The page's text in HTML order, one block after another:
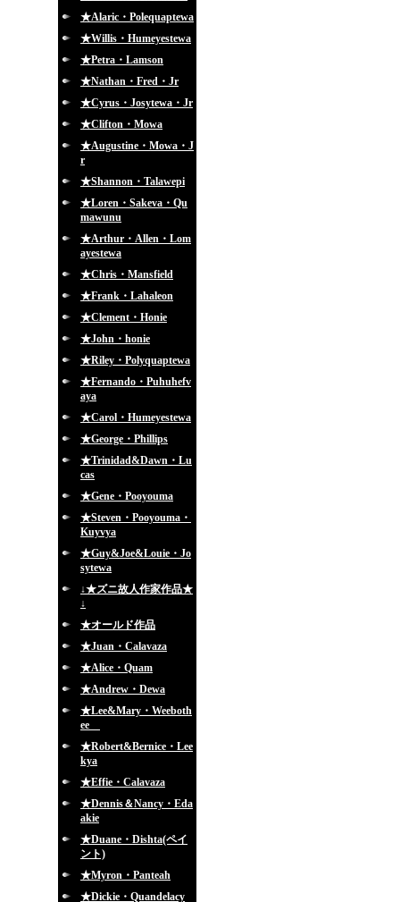
★Alaric・Polequaptewa
★Willis・Humeyestewa
★Petra・Lamson
★Nathan・Fred・Jr
★Cyrus・Josytewa・Jr
★Clifton・Mowa
★Augustine・Mowa・J
r
★Shannon・Talawepi
★Loren・Sakeva・Qu
mawunu
★Arthur・Allen・Lom
ayestewa
★Chris・Mansfield
★Frank・Lahaleon
★Clement・Honie
★John・honie
★Riley・Polyquaptewa
★Fernando・Puhuhefv
aya
★Carol・Humeyestewa
★George・Phillips
★Trinidad&Dawn・Lu
cas
★Gene・Pooyouma
★Steven・Pooyouma・
Kuyvya
★Guy&Joe&Louie・Jo
sytewa
↓★ズニ故人作家作品★
↓
★オールド作品
★Juan・Calavaza
★Alice・Quam
★Andrew・Dewa
★Lee&Mary・Weeboth
ee
★Robert&Bernice・Lee
kya
★Effie・Calavaza
★Dennis＆Nancy・Eda
akie
★Duane・Dishta(ペイ
ント)
★Myron・Panteah
★Dickie・Quandelacy